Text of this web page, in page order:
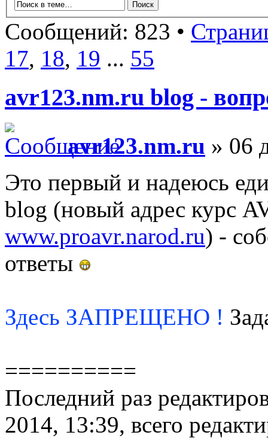
Сообщений: 823 •
17, 18, 19 ... 55
avr123.nm.ru blog -
avr123.nm.ru » 06
Это первый и надеюсь
blog (новый адрес курс
www.proavr.narod.ru) -
ответы
Здесь ЗАПРЕЩЕНО !
==========
Последний раз
2014, 13:39, всего